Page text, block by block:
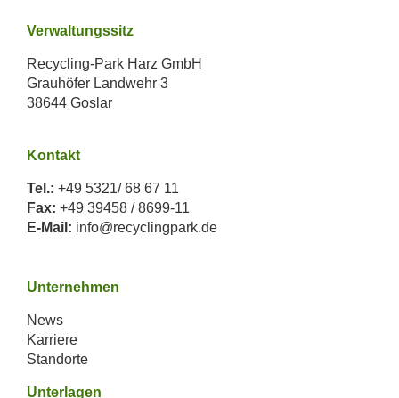
Verwaltungssitz
Recycling-Park Harz GmbH
Grauhöfer Landwehr 3
38644 Goslar
Kontakt
Tel.: +49 5321/ 68 67 11
Fax: +49 39458 / 8699-11
E-Mail: info@recyclingpark.de
Unternehmen
News
Karriere
Standorte
Unterlagen